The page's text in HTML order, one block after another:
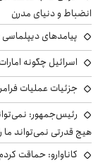
انضباط و دنیای مدرن
پیامدهای دیپلماسی
اسرائیل چگونه
جزئیات عملیات
رئیس‌جمهور:
هیچ قدرتی نمی‌تواند ما
کاناوارو: حماقت